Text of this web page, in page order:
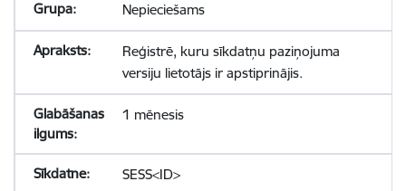
Nepieciešams
Reģistrē, kuru sīkdatņu paziņojuma
versiju lietotājs ir apstiprinājis.
1 mēnesis
SESS<ID>